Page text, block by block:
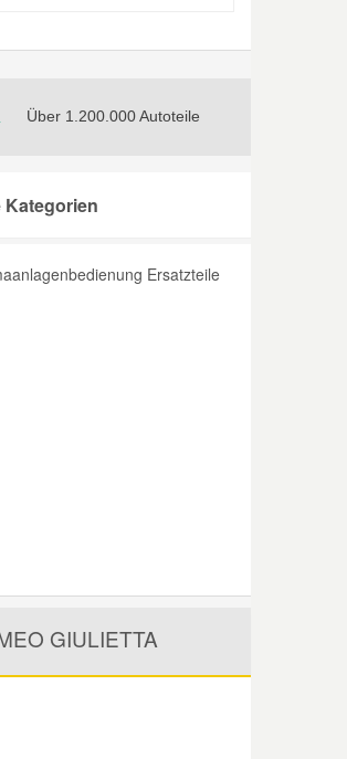
Über 1.200.000 Autoteile
Kategorien
Ersatzteile
GIULIETTA